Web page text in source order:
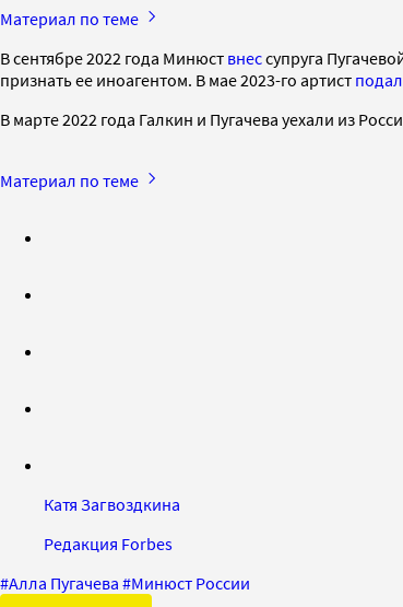
Материал по теме
В сентябре 2022 года Минюст внессупруга
признать ее иноагентом. В мае 2023-го артист подал
В марте 2022 года Галкин и Пугачева уехали из
Материал по теме
Катя Загвоздкина
Редакция Forbes
#Алла Пугачева #Минюст России